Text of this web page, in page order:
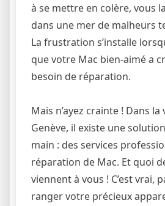
à se mettre en colère, vous
dans une mer de malheurs
La frustration s’installe
que votre Mac bien-aimé a
besoin de réparation.
Mais n’ayez crainte ! Dans
Genève, il existe une
main : des services
réparation de Mac. Et quoi
viennent à vous ! C’est vrai,
ranger votre précieux